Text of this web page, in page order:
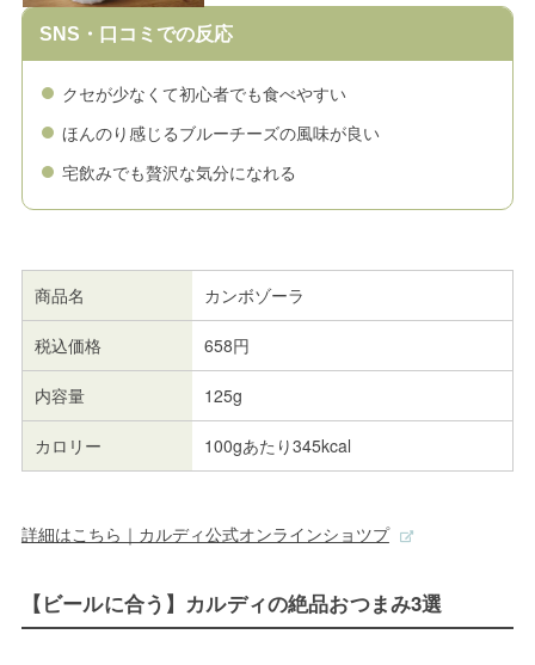
SNS・口コミでの反応
クセが少なくて初心者でも食べやすい
ほんのり感じるブルーチーズの風味が良い
宅飲みでも贅沢な気分になれる
商品名 カンボゾーラ
税込価格 658円
内容量 125g
カロリー 100gあたり345kcal
詳細はこちら｜カルディ公式オンラインショツプ
【ビールに合う】カルディの絶品おつまみ3選